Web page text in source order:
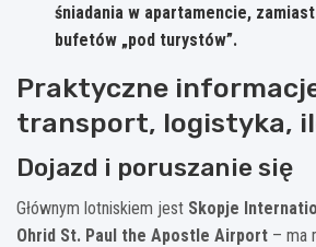
śniadania w apartamencie,
bufetów „pod turystów”.
Praktyczne
transport, logistyka,
Dojazd i poruszanie się
Głównym lotniskiem jest Skopje
Ohrid St. Paul the Apostle Airport – ma